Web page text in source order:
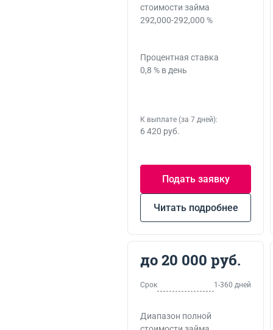
стоимости займа
292,000-292,000 %
Процентная ставка
0,8 % в день
К выплате (за 7 дней):
6 420 руб.
Подать заявку
Читать подробнее
до 20 000 руб.
Срок 1-360 дней
Диапазон полной